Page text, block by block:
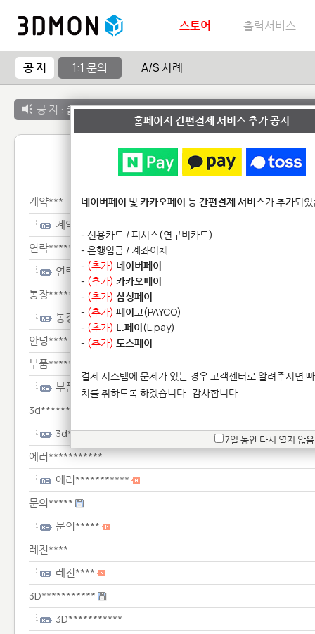
스토어 출력서비스
공 지 1:1 문의 A/S 사례
공 지 : 출력서비스 종료 안내
1:1 문
계약***
계약***
연락**************
연락**************
통장**************************
통장**************************
안녕****
부품*************
부품*************
3d*********
3d*********
에러***********
에러***********
문의*****
문의*****
레진****
레진****
3D***********
3D***********
홈페이지 간편결제 서비스 추가 공지
네이버페이 및 카카오페이 등간편결제 서비스가추가되
- 신용카드 / 피시스(연구비카드)
- 은행입금 / 계좌이체
- (추가) 네이버페이
- (추가) 카카오페이
- (추가) 삼성페이
- (추가) 페이코(PAYCO)
- (추가) L.페이(L.pay)
- (추가) 토스페이
결제 시스템에 문제가 있는 경우 고객센터로 알려주시면
치를 취하도록 하겠습니다. 감사합니다.
7일 동안 다시 열지 않음